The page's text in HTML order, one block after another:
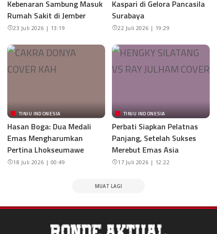
Kebenaran Sambung Masuk
Rumah Sakit di Jember
23 Juli 2026 | 13:19
Kaspari di Gelora Pancasila
Surabaya
22 Juli 2026 | 19:29
TINJU INDONESIA
Hasan Boga: Dua Medali
Emas Mengharumkan
Pertina Lhokseumawe
18 Juli 2026 | 00:49
TINJU INDONESIA
Perbati Siapkan Pelatnas
Panjang, Setelah Sukses
Merebut Emas Asia
17 Juli 2026 | 12:22
MUAT LAGI